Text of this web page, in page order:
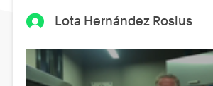
Lota Hernández Rosius